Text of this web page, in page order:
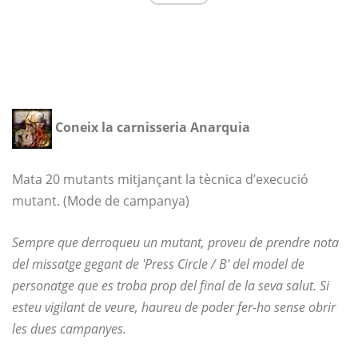
Coneix la carnisseria Anarquia
Mata 20 mutants mitjançant la tècnica d’execució
mutant. (Mode de campanya)
Sempre que derroqueu un mutant, proveu de prendre nota
del missatge gegant de 'Press Circle / B' del model de
personatge que es troba prop del final de la seva salut. Si
esteu vigilant de veure, haureu de poder fer-ho sense obrir
les dues campanyes.